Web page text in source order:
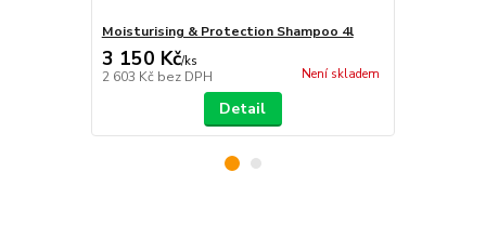
Moisturising & Protection Shampoo 4l
3 150 Kč/ks
2 603 Kč bez DPH Není skladem
Detail